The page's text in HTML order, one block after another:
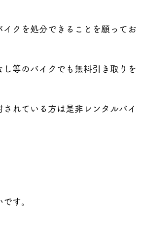
クを処分できることを願ってお
等のバイクでも無料引き取りを
れている方は是非レンタルバイ
す。